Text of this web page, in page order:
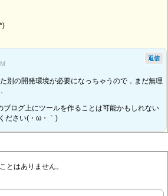
別の開発環境が必要になっちゃうので，まだ無理
ログ上にツールを作ることは可能かもしれない
ださい(・ω・｀)
返信
とはありません。